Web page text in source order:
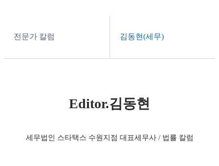
전문가 칼럼 김동현(세무)
Editor.김동현
세무법인 스타택스 수원지점 대표세무사 / 법률 칼럼